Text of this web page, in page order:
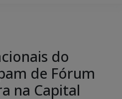
do
de Fórum
na Capital